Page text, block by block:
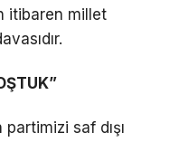
itibaren millet
saf dışı